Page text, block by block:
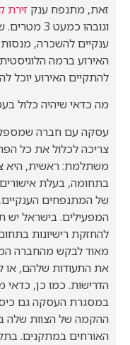
זאת, מתנפח ענק זירת
וגובהו
ענקיים להשכרה,
האירוע ברמה
להתקיים האירוע יוכל
מה כדאי שיהיה כלול
עסקה עם חברה
צריכה לכלול את כל
משתלמת: ראשית, היא
בתחומה, בעלת
של המתנפחים
המפעילים. בישראל יש
להחזקת רישיונות
מאוד לבקש מהחברה
את התעודות שלהם, או
הדרישות. כמו כן,
במסגרת העסקה גם
ההקמה של הצוות שלה
האורחים במתקנים.